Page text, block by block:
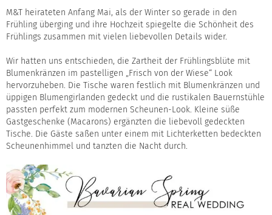
M&T heirateten Anfang Mai, als der Winter so gerade in den
Frühling überging und ihre Hochzeit spiegelte die Schönheit des
Frühlings zusammen mit vielen liebevollen Details wider.
Wir hatten uns entschieden, die Zartheit der Frühlingsblüte mit
Blumenkränzen im pastelligen „Frisch von der Wiese“ Look
hervorzuheben. Die Tische waren festlich mit Blumenkränzen und
üppigen Blumengirlanden gedeckt und die rustikalen Bauernstühle
passten perfekt zum modernen Scheunen-Look. Kleine süße
Gastgeschenke (Macarons) ergänzten die liebevoll gedeckten
Tische. Die Gäste saßen unter einem mit Lichterketten bedeckten
Scheunenhimmel und tanzten die Nacht durch.